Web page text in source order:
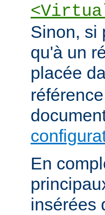
Sinon, si
qu'à un
placée
En
insérées